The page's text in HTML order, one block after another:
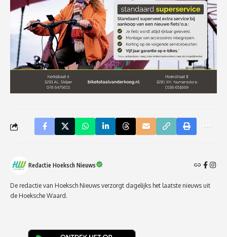
Redactie Hoeksch Nieuws
De redactie van Hoeksch Nieuws verzorgt dagelijks het laatste nieuws uit
de Hoeksche Waard.